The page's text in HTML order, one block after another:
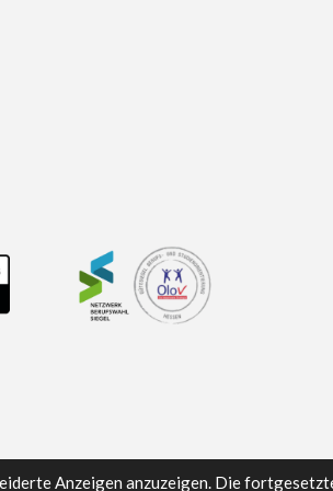
Anzeigen anzuzeigen. Die